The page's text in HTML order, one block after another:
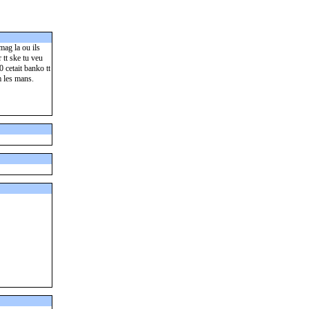
la ou ils
tt ske tu veu
cetait banko tt
mans.